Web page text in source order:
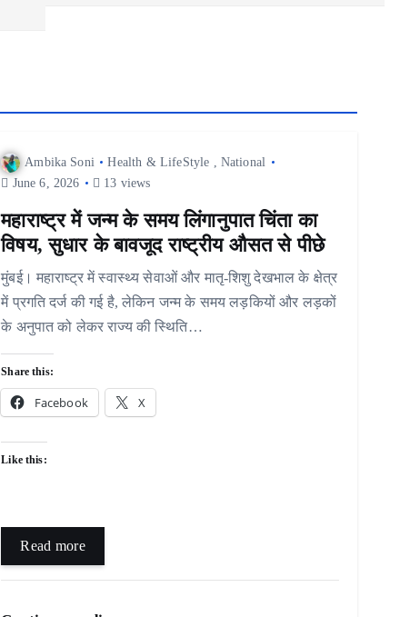
Ambika Soni Health & LifeStyle
National
June 6, 2026
13 views
महाराष्ट्र में जन्म के समय लिंगानुपात चिंता का
विषय, सुधार के बावजूद राष्ट्रीय औसत से पीछे
मुंबई। महाराष्ट्र में स्वास्थ्य सेवाओं और मातृ-शिशु देखभाल के क्षेत्र
में प्रगति दर्ज की गई है, लेकिन जन्म के समय लड़कियों और लड़कों
के अनुपात को लेकर राज्य की स्थिति…
Share this:
Facebook X
Like this:
Read more